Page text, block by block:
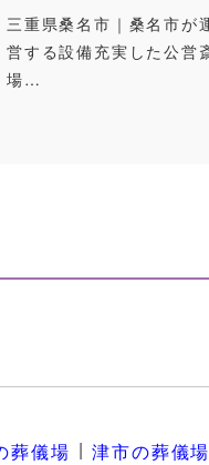
三重県桑名市｜桑名市が運
営する設備充実した公営斎
場…
葬儀場
津市の葬儀場